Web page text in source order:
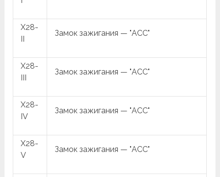
X28-
Замок зажигания — "ACC"
X28-
Замок зажигания — "ACC"
X28-
IV
Замок зажигания — "ACC"
X28-
V
Замок зажигания — "ACC"